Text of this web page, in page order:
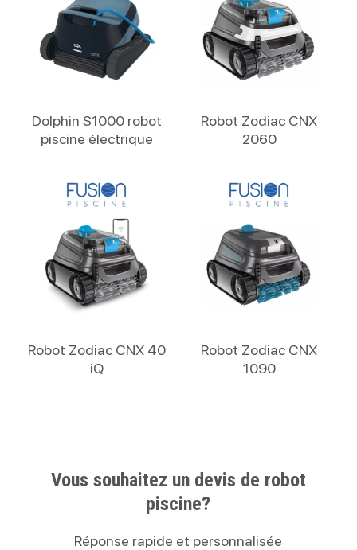
Dolphin S1000 robot
piscine électrique
Robot Zodiac CNX
2060
Robot Zodiac CNX 40
iQ
Robot Zodiac CNX
1090
Vous souhaitez un devis de robot
piscine?
Réponse rapide et personnalisée